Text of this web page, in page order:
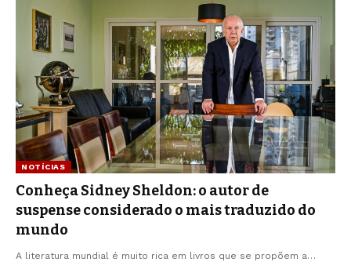
NOTÍCIAS
Conheça Sidney Sheldon: o autor de
suspense considerado o mais traduzido do
mundo
A literatura mundial é muito rica em livros que se propõem a…